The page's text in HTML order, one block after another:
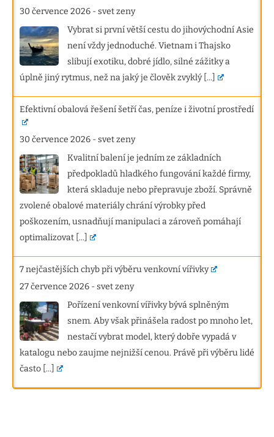
30 července 2026 -svet zeny
Vybrat si první větší cestu do jihovýchodní Asie
není vždy jednoduché. Vietnam i Thajsko
slibují exotiku, dobré jídlo, silné zážitky a
úplně jiný rytmus, než na jaký je člověk zvyklý [...]
Efektivní obalová řešení šetří čas, peníze i životní prostředí
30 července 2026 -svet zeny
Kvalitní balení je jedním ze základních
předpokladů hladkého fungování každé firmy,
která skladuje nebo přepravuje zboží. Správně
zvolené obalové materiály chrání výrobky před
poškozením, usnadňují manipulaci a zároveň pomáhají
optimalizovat [...]
7 nejčastějších chyb při výběru venkovní vířivky
27 července 2026 -svet zeny
Pořízení venkovní vířivky bývá splněným
snem. Aby však přinášela radost po mnoho let,
nestačí vybrat model, který dobře vypadá v
katalogu nebo zaujme nejnižší cenou. Právě při výběru lidé
často [...]